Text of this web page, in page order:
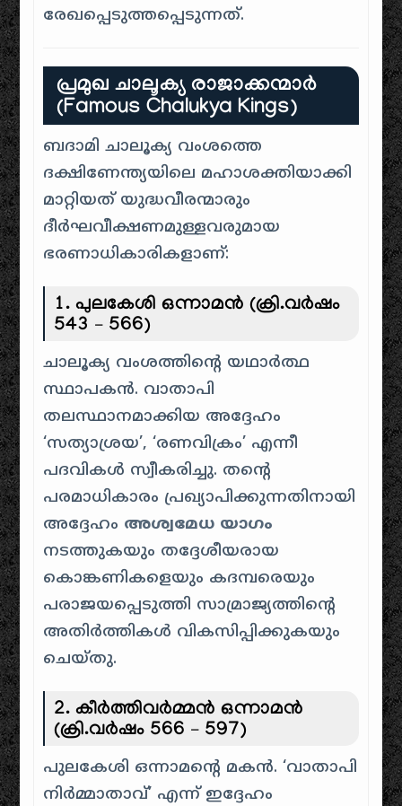
രേഖപ്പെടുത്തപ്പെടുന്നത്.
പ്രമുഖ ചാലൂക്യ രാജാക്കന്മാർ
(Famous Chalukya Kings)
ബദാമി ചാലൂക്യ വംശത്തെ
ദക്ഷിണേന്ത്യയിലെ മഹാശക്തിയാക്കി
മാറ്റിയത് യുദ്ധവീരന്മാരും
ദീർഘവീക്ഷണമുള്ളവരുമായ
ഭരണാധികാരികളാണ്:
1. പുലകേശി ഒന്നാമൻ (ക്രി.വർഷം
543 – 566)
ചാലൂക്യ വംശത്തിന്റെ യഥാർത്ഥ
സ്ഥാപകൻ. വാതാപി
തലസ്ഥാനമാക്കിയ അദ്ദേഹം
‘സത്യാശ്രയ’, ‘രണവിക്രം’ എന്നീ
പദവികൾ സ്വീകരിച്ചു. തന്റെ
പരമാധികാരം പ്രഖ്യാപിക്കുന്നതിനായി
അദ്ദേഹം അശ്വമേധ യാഗം
നടത്തുകയും തദ്ദേശീയരായ
കൊങ്കണികളെയും കദമ്പരെയും
പരാജയപ്പെടുത്തി സാമ്രാജ്യത്തിന്റെ
അതിർത്തികൾ വികസിപ്പിക്കുകയും
ചെയ്തു.
2. കീർത്തിവർമ്മൻ ഒന്നാമൻ
(ക്രി.വർഷം 566 – 597)
പുലകേശി ഒന്നാമന്റെ മകൻ. ‘വാതാപി
നിർമ്മാതാവ്’ എന്ന് ഇദ്ദേഹം